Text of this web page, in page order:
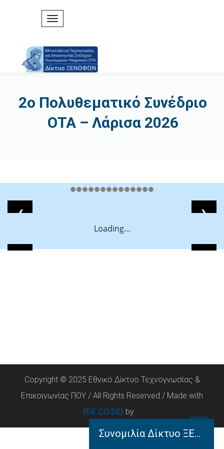
2ο Πολυθεματικό Συνέδριο
ΟΤΑ – Λάρισα 2026
Loading...
Copyright © 2025 Εθνικό Δίκτυο Τεχνογνωσίας &
Επικοινωνίας ΠΟΥ / All Rights Reserved / Made with
{DE.CO.DE} by
Συνομιλία Δίκτυο ΞΕΝΟΦΩΝ